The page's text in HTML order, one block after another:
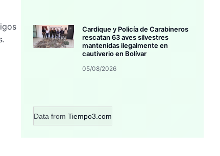
Cardique y Policía de Carabineros
rescatan 63 aves silvestres
mantenidas ilegalmente en
cautiverio en Bolívar
05/08/2026
Data from Tiempo3.com